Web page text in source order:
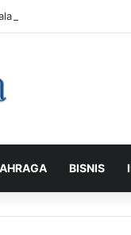
Pelanggan, PLN
BISNIS